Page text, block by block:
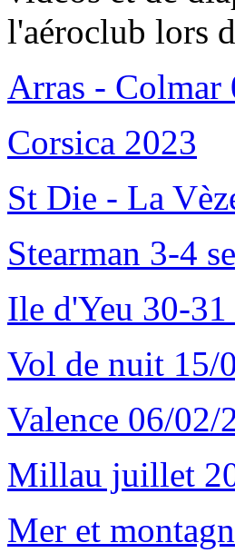
l'aéroclub lors
Arras - Colmar
Corsica 2023
St Die - La
Stearman 3-4
Ile d'Yeu 30-
Vol de nuit 15/
Valence 06/02/
Millau juillet
Mer et